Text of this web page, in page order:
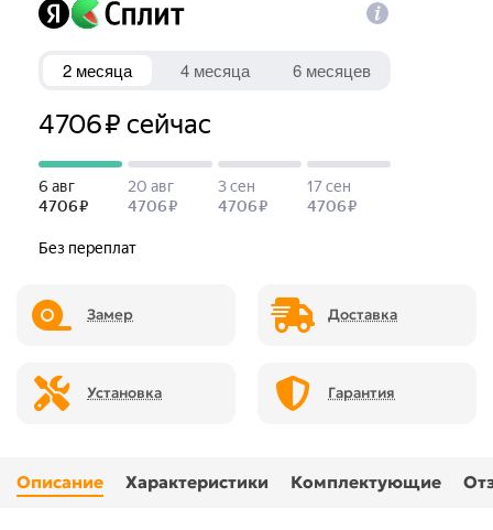
Замер Доставка
Установка Гарантия
Описание Характеристики Комплектующие